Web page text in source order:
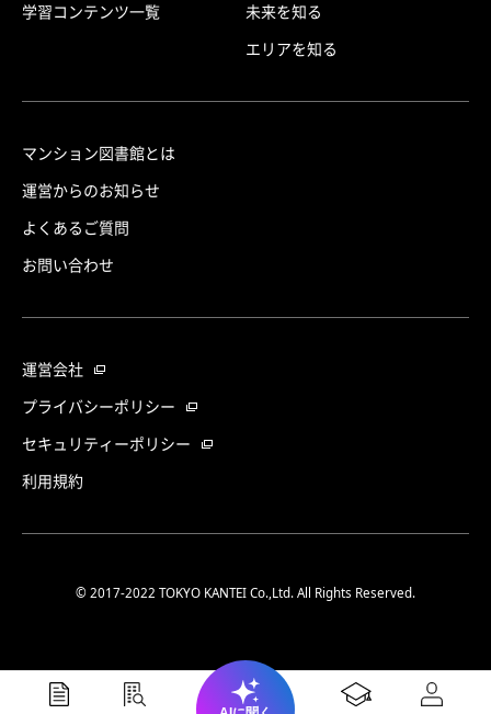
学習コンテンツ一覧
未来を知る
エリアを知る
マンション図書館とは
運営からのお知らせ
よくあるご質問
お問い合わせ
運営会社
プライバシーポリシー
セキュリティーポリシー
利用規約
© 2017-2022 TOKYO KANTEI Co.,Ltd. All Rights Reserved.